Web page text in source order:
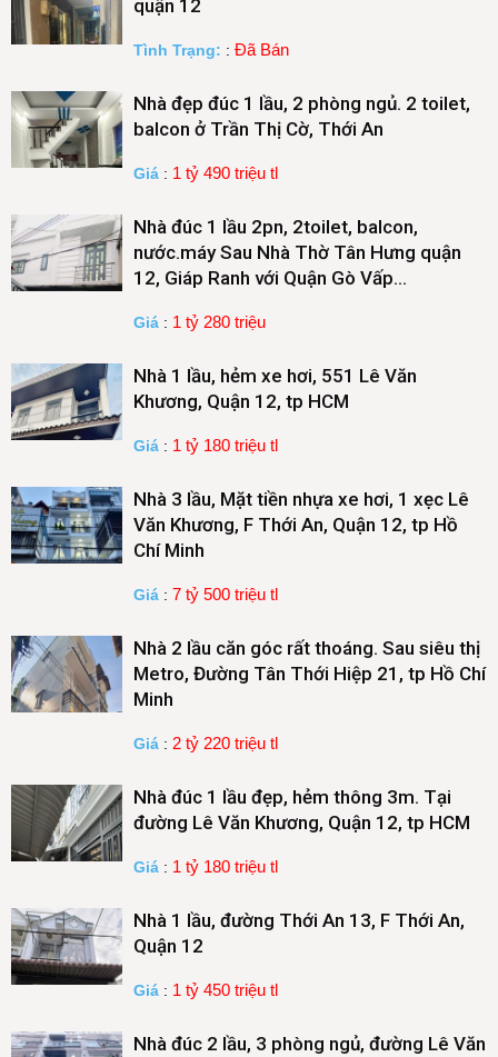
quận 12
Tình Trạng: : Đã Bán
Nhà đẹp đúc 1 lầu, 2 phòng ngủ. 2 toilet,
balcon ở Trần Thị Cờ, Thới An
Giá : 1 tỷ 490 triệu tl
Nhà đúc 1 lầu 2pn, 2toilet, balcon,
nước.máy Sau Nhà Thờ Tân Hưng quận
12, Giáp Ranh với Quận Gò Vấp…
Giá : 1 tỷ 280 triệu
Nhà 1 lầu, hẻm xe hơi, 551 Lê Văn
Khương, Quận 12, tp HCM
Giá : 1 tỷ 180 triệu tl
Nhà 3 lầu, Mặt tiền nhựa xe hơi, 1 xẹc Lê
Văn Khương, F Thới An, Quận 12, tp Hồ
Chí Minh
Giá : 7 tỷ 500 triệu tl
Nhà 2 lầu căn góc rất thoáng. Sau siêu thị
Metro, Đường Tân Thới Hiệp 21, tp Hồ Chí
Minh
Giá : 2 tỷ 220 triệu tl
Nhà đúc 1 lầu đẹp, hẻm thông 3m. Tại
đường Lê Văn Khương, Quận 12, tp HCM
Giá : 1 tỷ 180 triệu tl
Nhà 1 lầu, đường Thới An 13, F Thới An,
Quận 12
Giá : 1 tỷ 450 triệu tl
Nhà đúc 2 lầu, 3 phòng ngủ, đường Lê Văn